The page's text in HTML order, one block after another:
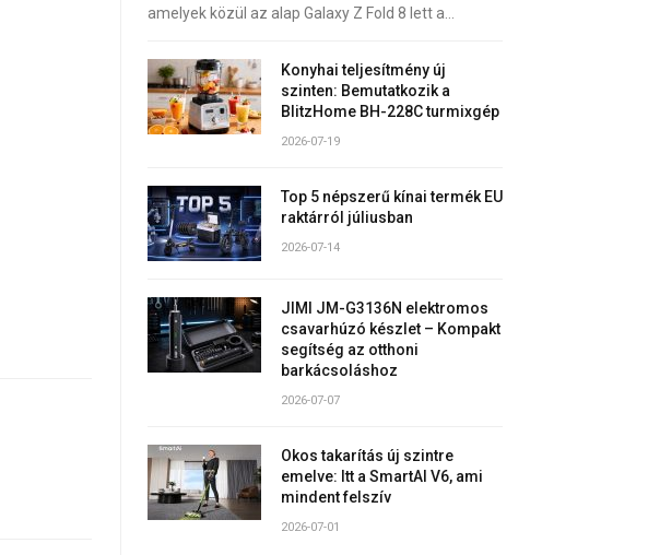
amelyek közül az alap Galaxy Z Fold 8 lett a…
Konyhai teljesítmény új
szinten: Bemutatkozik a
BlitzHome BH-228C turmixgép
2026-07-19
Top 5 népszerű kínai termék EU
raktárról júliusban
2026-07-14
JIMI JM-G3136N elektromos
csavarhúzó készlet – Kompakt
segítség az otthoni
barkácsoláshoz
2026-07-07
Okos takarítás új szintre
emelve: Itt a SmartAI V6, ami
mindent felszív
2026-07-01